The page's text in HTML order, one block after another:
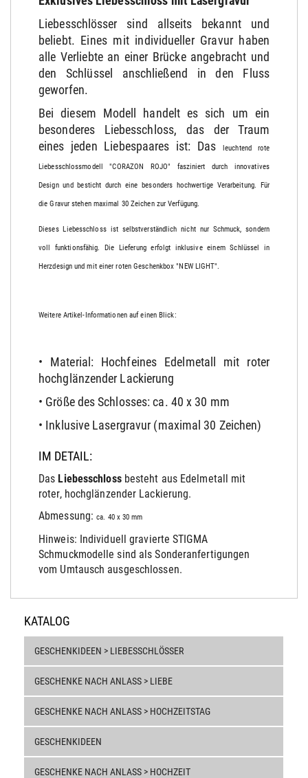
Liebesschlösser sind allseits bekannt und
beliebt. Eines mit individueller Gravur haben
alle Verliebte an einer Brücke angebracht und
den Schlüssel anschließend in den Fluss
geworfen.
Bei diesem Modell handelt es sich um ein
besonderes Liebesschloss, das der Traum
eines jeden Liebespaares ist: Dasleuchtend rote
Liebesschlossmodell "CORAZON ROJO" fasziniert durch innovatives
Design und besticht durch eine besonders hochwertige Verarbeitung. Für
dieGravur stehen maximal 30 Zeichen zur Verfügung.
Dieses Liebesschloss ist selbstverständlich nicht nur Schmuck, sondern
voll funktionsfähig. Die Lieferung erfolgt inklusive einem Schlüssel in
Herzdesign und mit einer roten Geschenkbox "NEW LIGHT".
Weitere Artikel-Informationen auf einen Blick:
• Material: Hochfeines Edelmetall mit roter
hochglänzender Lackierung
• Größe des Schlosses: ca. 40 x 30 mm
• Inklusive Lasergravur (maximal 30 Zeichen)
IM DETAIL:
Das Liebesschlossbesteht aus Edelmetall mit
roter, hochglänzender Lackierung.
Abmessung:ca. 40 x 30 mm
Hinweis: Individuell gravierte STIGMA
Schmuckmodelle sind als Sonderanfertigungen
vom Umtausch ausgeschlossen.
KATALOG
GESCHENKIDEEN > LIEBESSCHLÖSSER
GESCHENKE NACH ANLASS > LIEBE
GESCHENKE NACH ANLASS > HOCHZEITSTAG
GESCHENKIDEEN
GESCHENKE NACH ANLASS > HOCHZEIT